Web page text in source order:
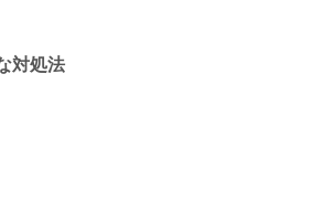
対処法